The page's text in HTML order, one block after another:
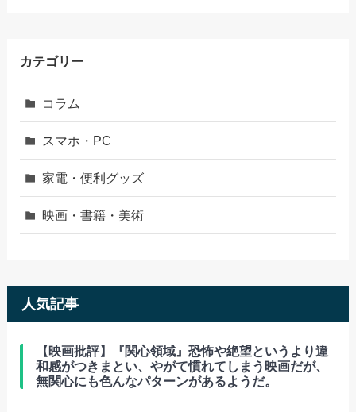
カテゴリー
コラム
スマホ・PC
家電・便利グッズ
映画・書籍・美術
人気記事
【映画批評】『関心領域』恐怖や絶望というより違
和感がつきまとい、やがて慣れてしまう映画だが、
無関心にも色んなパターンがあるようだ。